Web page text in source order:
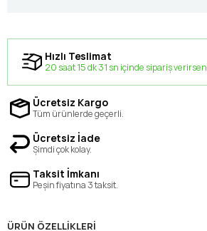
Hızlı Teslimat
20 saat 15 dk 30 sn içinde sipariş
Ücretsiz Kargo
Tüm ürünlerde geçerli.
Ücretsiz İade
Şimdi çok kolay.
Taksit İmkanı
Peşin fiyatına 3 taksit.
ÜRÜN ÖZELLIKLERI